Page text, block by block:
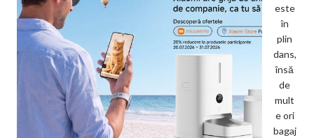
este
în
plin
dans,
însă
de
mult
e ori
bagaj